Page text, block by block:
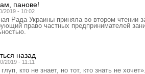
панове!
2019 - 10:02
Рада Украины приняла во втором чтении
право частных предпринимателей
назад
2019 - 11:11
кто не знает, но тот, кто знать не